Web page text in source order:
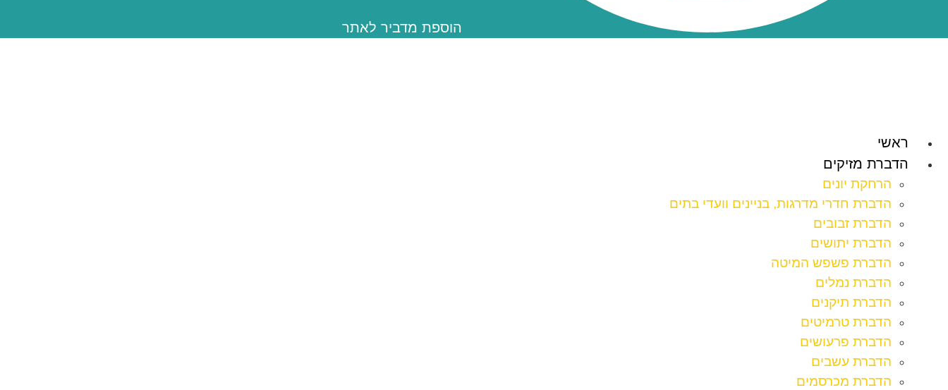
הוספת מדביר לאתר
ראשי
הדברת מזיקים
הרחקת יונים
הדברת חדרי מדרגות, בניינים וועדי בתים
הדברת זבובים
הדברת יתושים
הדברת פשפש המיטה
הדברת נמלים
הדברת תיקנים
הדברת טרמיטים
הדברת פרעושים
הדברת עשבים
הדברת מכרסמים